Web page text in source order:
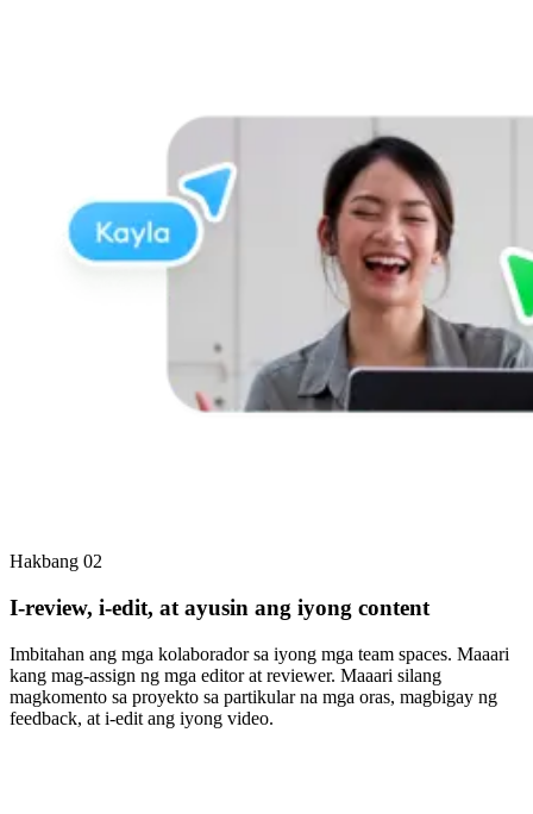
Hakbang 02
I-review, i-edit, at ayusin ang iyong content
Imbitahan ang mga kolaborador sa iyong mga team spaces. Maaari
kang mag-assign ng mga editor at reviewer. Maaari silang
magkomento sa proyekto sa partikular na mga oras, magbigay ng
feedback, at i-edit ang iyong video.